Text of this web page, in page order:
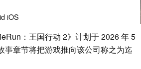
iOS
：王国行动 2》计划于 2026 年 5
事章节将把游戏推向该公司称之为迄